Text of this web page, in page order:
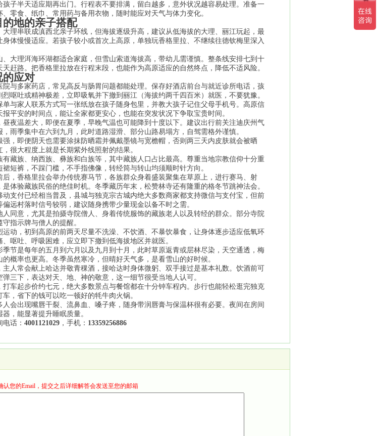
孩子半天适应期再出门。行程表不要排满，留白越多，意外状况越容易处理。准备一
零食、纸巾、常用药与备用衣物，随时能应对天气与体力变化。
的地的亲子搭配
大理串联成滇西北亲子环线，但海拔逐级升高，建议从低海拔的大理、丽江玩起，最
身体慢慢适应。若孩子较小或首次上高原，单独玩香格里拉、不继续往德钦梅里深入
、大理洱海环湖都适合家庭，但雪山索道海拔高，带幼儿需谨慎。整条线安排七到十
天赶路。把香格里拉放在行程末段，也能作为高原适应的自然终点，降低不适风险。
的应对
院与多家药店，常见高反与肠胃问题都能处理。保存好酒店前台与就近诊所电话，孩
呕吐或精神极差，立即吸氧并下撤到丽江（海拔约两千四百米）就医，不要犹豫。
单与家人联系方式写一张纸放在孩子随身包里，并教大孩子记住父母手机号。高原信
平安的时间点，能让全家都更安心，也能在突发状况下争取宝贵时间。
昼夜温差大，即便在夏季，早晚气温也可能降到十度以下。建议出行前关注迪庆州气
雨季集中在六到九月，此时道路湿滑、部分山路易塌方，自驾需格外谨慎。
强，即便阴天也需要涂抹防晒霜并佩戴墨镜与宽檐帽，否则两三天内皮肤就会被晒
很大程度上就是长期紫外线照射的结果。
有藏族、纳西族、彝族和白族等，其中藏族人口占比最高。尊重当地宗教信仰十分重
短裤，不踩门槛，不手指佛像，转经筒与转山均须顺时针方向。
后，香格里拉会举办传统赛马节，各族群众身着盛装聚集在草原上，进行赛马、射
体验藏族民俗的绝佳时机。冬季藏历年末，松赞林寺还有隆重的格冬节跳神法会。
动支付已经相当普及，县城与独克宗古城内绝大多数商家都支持微信与支付宝，但前
远村落时信号较弱，建议随身携带少量现金以备不时之需。
人同意，尤其是拍摄寺院僧人、身着传统服饰的藏族老人以及转经的群众。部分寺院
指示牌与僧人的提醒。
运动，初到高原的前两天尽量不洗澡、不饮酒、不暴饮暴食，让身体逐步适应低氧环
呕吐、呼吸困难，应立即下撤到低海拔地区并就医。
季节是每年的五月到六月以及九月到十月，此时草原返青或层林尽染，天空通透，梅
概率也更高。冬季虽然寒冷，但晴好天气多，是看雪山的好时候。
主人常会献上哈达并敬青稞酒，接哈达时身体微躬、双手接过是基本礼数。饮酒前可
三下，表达对天、地、神的敬意，这一细节很受当地人认可。
打车起步价约七元，绝大多数景点与餐馆都在十分钟车程内。步行也能轻松逛完独克
，省下的钱可以吃一顿好的牦牛肉火锅。
人会出现嘴唇干裂、流鼻血、嗓子疼，随身带润唇膏与保温杯很有必要。夜间在房间
，能显著提升睡眠质量。
话： 4001121029 ，手机： 13359256886
认您的Email，提交之后详细解答会发送至您的邮箱